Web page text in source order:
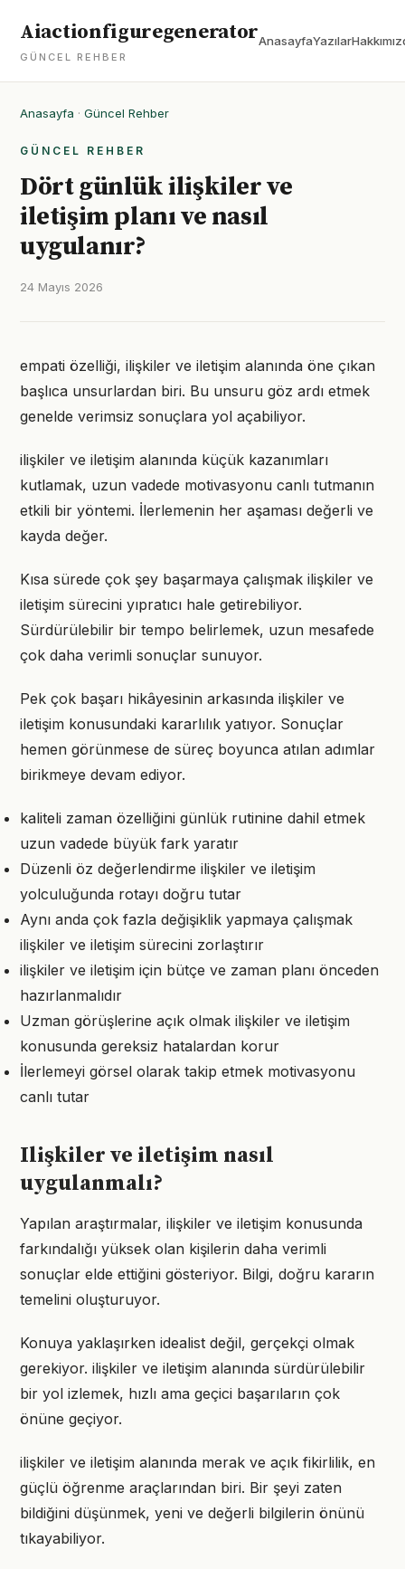
Aiactionfiguregenerator
GÜNCEL REHBER
AnasayfaYazılar
Anasayfa · Güncel Rehber
GÜNCEL REHBER
Dört günlük ilişkiler ve
iletişim planı ve nasıl
uygulanır?
24 Mayıs 2026
empati özelliği, ilişkiler ve iletişim alanında öne çıkan
başlıca unsurlardan biri. Bu unsuru göz ardı etmek
genelde verimsiz sonuçlara yol açabiliyor.
ilişkiler ve iletişim alanında küçük kazanımları
kutlamak, uzun vadede motivasyonu canlı tutmanın
etkili bir yöntemi. İlerlemenin her aşaması değerli ve
kayda değer.
Kısa sürede çok şey başarmaya çalışmak ilişkiler ve
iletişim sürecini yıpratıcı hale getirebiliyor.
Sürdürülebilir bir tempo belirlemek, uzun mesafede
çok daha verimli sonuçlar sunuyor.
Pek çok başarı hikâyesinin arkasında ilişkiler ve
iletişim konusundaki kararlılık yatıyor. Sonuçlar
hemen görünmese de süreç boyunca atılan adımlar
birikmeye devam ediyor.
kaliteli zaman özelliğini günlük rutinine dahil etmek
uzun vadede büyük fark yaratır
Düzenli öz değerlendirme ilişkiler ve iletişim
yolculuğunda rotayı doğru tutar
Aynı anda çok fazla değişiklik yapmaya çalışmak
ilişkiler ve iletişim sürecini zorlaştırır
ilişkiler ve iletişim için bütçe ve zaman planı önceden
hazırlanmalıdır
Uzman görüşlerine açık olmak ilişkiler ve iletişim
konusunda gereksiz hatalardan korur
İlerlemeyi görsel olarak takip etmek motivasyonu
canlı tutar
Ilişkiler ve iletişim nasıl
uygulanmalı?
Yapılan araştırmalar, ilişkiler ve iletişim konusunda
farkındalığı yüksek olan kişilerin daha verimli
sonuçlar elde ettiğini gösteriyor. Bilgi, doğru kararın
temelini oluşturuyor.
Konuya yaklaşırken idealist değil, gerçekçi olmak
gerekiyor. ilişkiler ve iletişim alanında sürdürülebilir
bir yol izlemek, hızlı ama geçici başarıların çok
önüne geçiyor.
ilişkiler ve iletişim alanında merak ve açık fikirlilik, en
güçlü öğrenme araçlarından biri. Bir şeyi zaten
bildiğini düşünmek, yeni ve değerli bilgilerin önünü
tıkayabiliyor.